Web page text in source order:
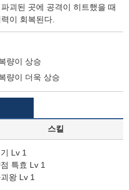
괴된 곳에 공격이 히트했을 때
이 회복된다.
량이 상승
량이 더욱 상승
스킬
Lv 1
특효 Lv 1
왕 Lv 1